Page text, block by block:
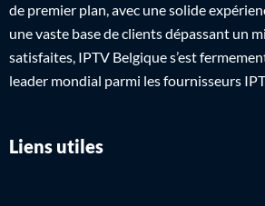
de premier plan, avec une solide
une vaste base de clients dépassant un
satisfaites, IPTV Belgique s’est
leader mondial parmi les fournisseurs
Liens utiles